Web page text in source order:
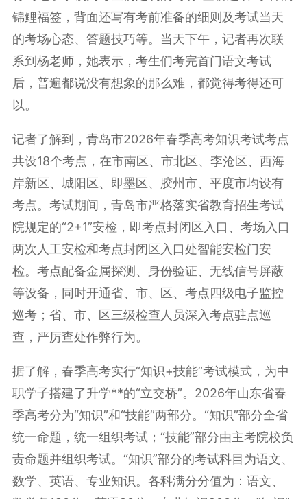
锦鲤福签，背面还写有考前准备的细则及考试当天
的考场心态、答题技巧等。当天下午，记者再次联
系到杨老师，她表示，考生们考完首门语文考试
后，普遍都说没有想象的那么难，都觉得考得还可
以。
记者了解到，青岛市2026年春季高考知识考试考点
共设18个考点，在市南区、市北区、李沧区、西海
岸新区、城阳区、即墨区、胶州市、平度市均设有
考点。考试期间，青岛市严格落实省教育招生考试
院规定的“2+1”安检，即考点封闭区入口、考场入口
两次人工安检和考点封闭区入口处智能安检门安
检。考点配备金属探测、身份验证、无线信号屏蔽
等设备，同时开通省、市、区、考点四级电子监控
巡考；省、市、区三级检查人员深入考点驻点巡
查，严厉查处作弊行为。
据了解，春季高考实行“‌知识+技能‌”考试模式，为中
职学子搭建了升学**的“立交桥”。2026年山东省春
季高考分为“知识”和“技能”两部分。“知识”部分全省
统一命题，统一组织考试；“技能”部分由主考院校负
责命题并组织考试。“知识”部分的考试科目为语文、
数学、英语、专业知识。各科满分分值为：语文、